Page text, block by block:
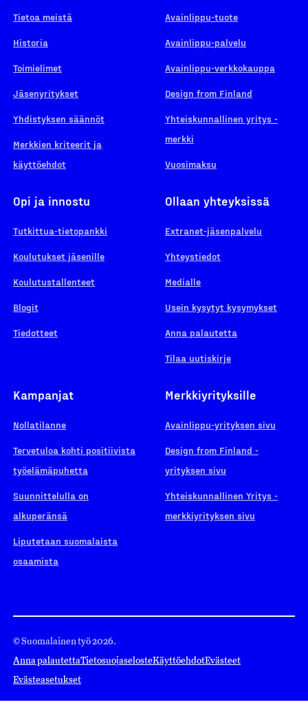
Tietoa meistä
Historia
Toimielimet
Jäsenyritykset
Yhdistyksen säännöt
Merkkien kriteerit ja
käyttöehdot
Avainlippu-tuote
Avainlippu-palvelu
Avainlippu-verkkokauppa
Design from Finland
Yhteiskunnallinen yritys -
merkki
Vuosimaksu
Opi ja innostu
Tutkittua-tietopankki
Koulutukset jäsenille
Koulutustallenteet
Blogit
Tiedotteet
Ollaan yhteyksissä
Extranet-jäsenpalvelu
Yhteystiedot
Medialle
Usein kysytyt kysymykset
Anna palautetta
Tilaa uutiskirje
Kampanjat
Nollatilanne
Tervetuloa kohti positiivista
työelämäpuhetta
Suunnittelulla on
alkuperänsä
Liputetaan suomalaista
osaamista
Merkkiyrityksille
Avainlippu-yrityksen sivu
Design from Finland -
yrityksen sivu
Yhteiskunnallinen Yritys -
merkkiyrityksen sivu
© Suomalainen työ 2026.
Anna palautettaTietosuojaselosteKäyttöehdotEvästeet
Evästeasetukset